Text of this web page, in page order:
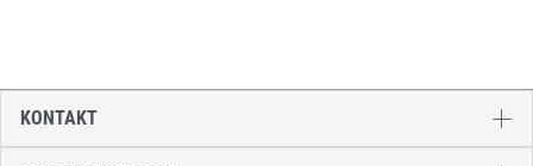
KONTAKT